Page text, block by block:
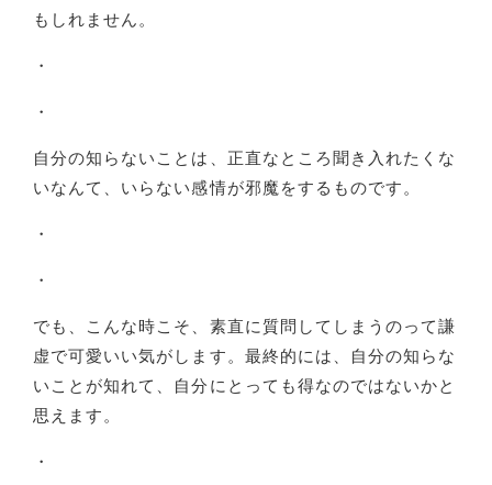
もしれません。
・
・
自分の知らないことは、正直なところ聞き入れたくな
いなんて、いらない感情が邪魔をするものです。
・
・
でも、こんな時こそ、素直に質問してしまうのって謙
虚で可愛いい気がします。最終的には、自分の知らな
いことが知れて、自分にとっても得なのではないかと
思えます。
・